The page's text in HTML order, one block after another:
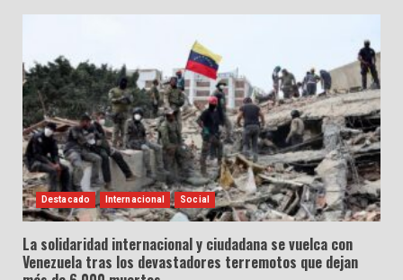
Destacado Internacional Social
La solidaridad internacional y ciudadana se vuelca con
Venezuela tras los devastadores terremotos que dejan